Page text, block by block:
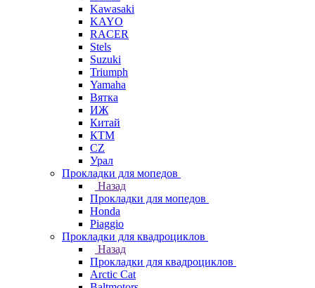
Kawasaki
KAYO
RACER
Stels
Suzuki
Triumph
Yamaha
Вятка
ИЖ
Китай
КТМ
СZ
Урал
Прокладки для мопедов
Назад
Прокладки для мопедов
Honda
Piaggio
Прокладки для квадроциклов
Назад
Прокладки для квадроциклов
Arctic Cat